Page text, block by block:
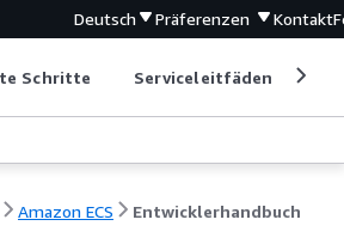
Deutsch Präferenzen Kontakt
Schritte Serviceleitfäden
Amazon ECS Entwicklerhandbuch